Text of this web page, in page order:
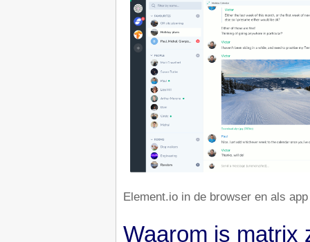
Element.io in de browser en als
Waarom is matrix